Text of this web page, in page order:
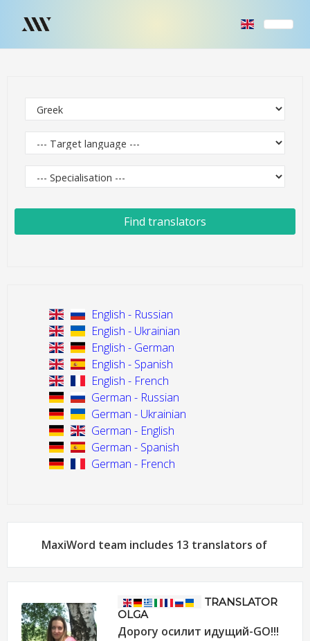
Find translators
English - Russian
English - Ukrainian
English - German
English - Spanish
English - French
German - Russian
German - Ukrainian
German - English
German - Spanish
German - French
MaxiWord team includes 13 translators of
TRANSLATOR
OLGA
Дорогу осилит идущий-GO!!!